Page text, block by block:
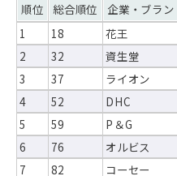
順位 総合順位 企業・ブラ
1
18 花王
2
32 資生堂
3
37 ライオン
4
52 DHC
5
59 P＆G
6
76 オルビス
7
82 コーセー